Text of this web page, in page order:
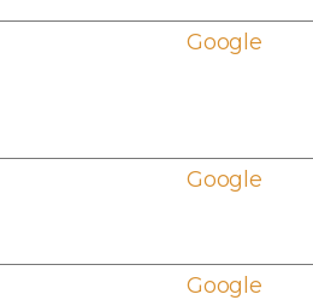
Google
Google
Google